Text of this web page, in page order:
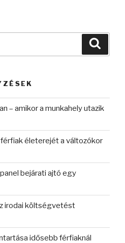
– amikor a munkahely utazik
életerejét a változókor
bejárati ajtó egy
irodai költségvetést
idősebb férfiaknál